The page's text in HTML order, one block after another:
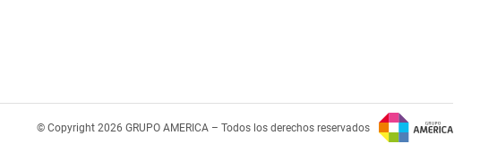
© Copyright 2026 GRUPO AMERICA – Todos los derechos reservados